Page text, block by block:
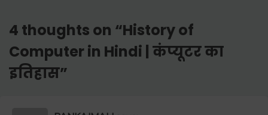
4 thoughts on “History of
Computer in Hindi | कंप्यूटर का
इतिहास”